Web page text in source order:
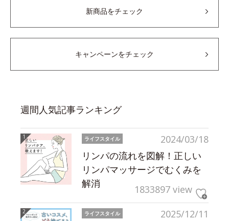
新商品をチェック
キャンペーンをチェック
週間人気記事ランキング
2024/03/18
ライフスタイル
リンパの流れを図解！正しい
リンパマッサージでむくみを
解消
1833897 view
2025/12/11
ライフスタイル